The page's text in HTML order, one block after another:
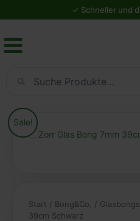
Sale!
Start / Bong&Co. / Glasbongs
39cm Schwarz
39cm
Menge